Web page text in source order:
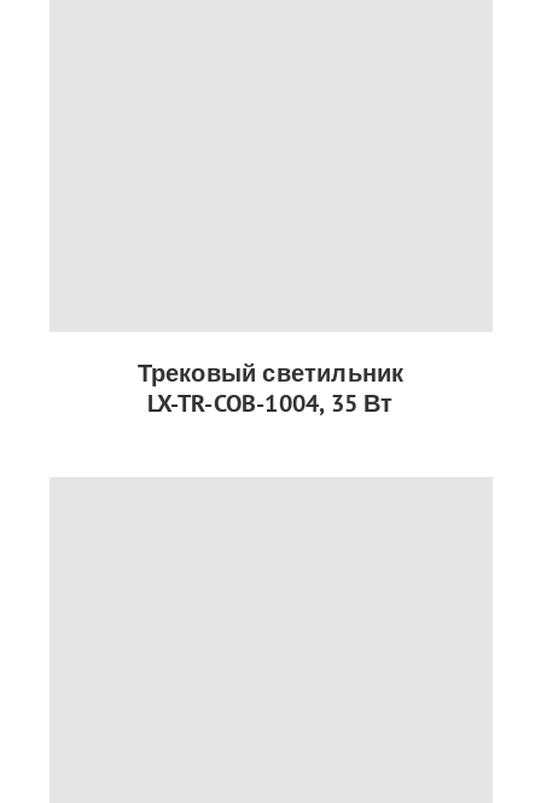
Трековый светильник
LX-TR-COB-1004, 35 Вт